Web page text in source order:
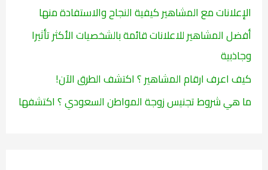
الإعلانات مع المشاهير كيفية النجاح والاستفادة منها
أفضل المشاهير للاعلانات قائمة بالشخصيات الأكثر تأثيرا
وجاذبية
كيف اعرف ارقام المشاهير ؟ اكتشف الطرق الآن!
ما هي شروط تجنيس زوجة المواطن السعودي ؟ اكتشفها